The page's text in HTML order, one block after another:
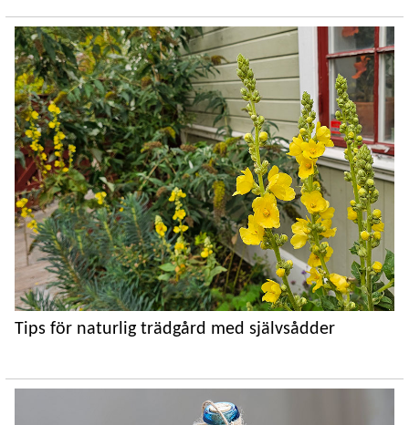
Tips för naturlig trädgård med självsådder